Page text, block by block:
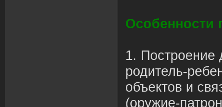
Особенности
1. Построение
родитель-
объектов и
(оружие-